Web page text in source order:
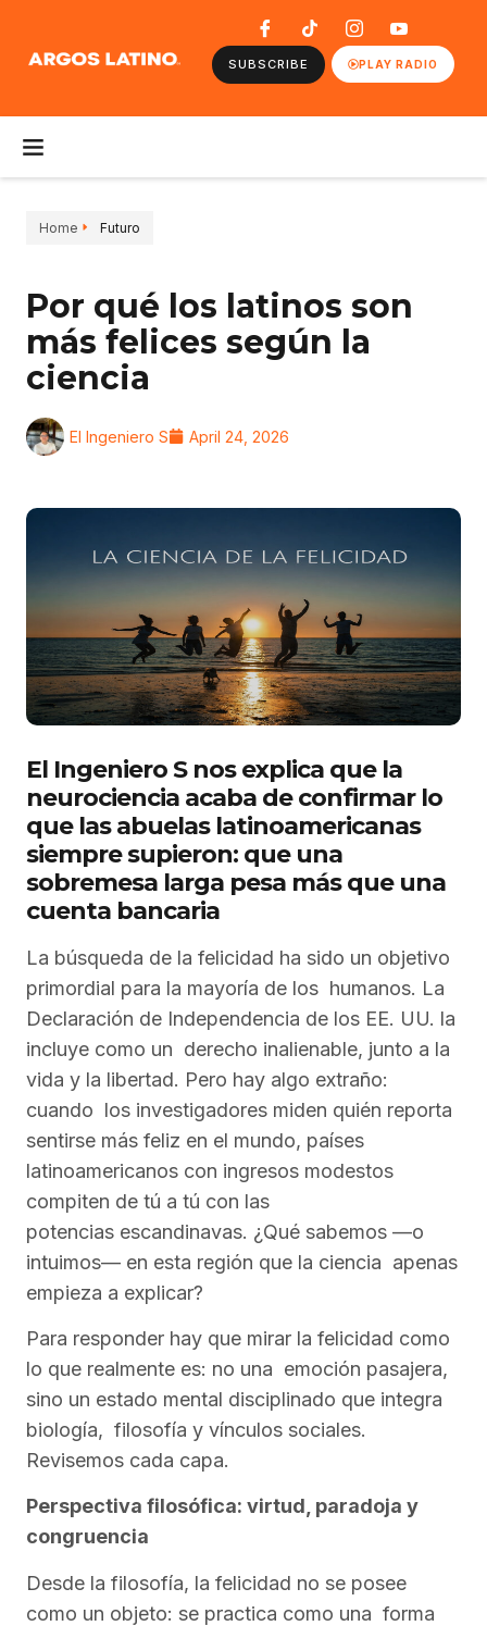
SUBSCRIBE PLAY RADIO
Home Futuro
Por qué los latinos son
más felices según la
ciencia
El Ingeniero S April 24, 2026
El Ingeniero S nos explica que la
neurociencia acaba de confirmar lo
que las abuelas latinoamericanas
siempre supieron: que una
sobremesa larga pesa más que una
cuenta bancaria
La búsqueda de la felicidad ha sido un objetivo
primordial para la mayoría de los humanos. La
Declaración de Independencia de los EE. UU. la
incluye como un derecho inalienable, junto a la
vida y la libertad. Pero hay algo extraño:
cuando los investigadores miden quién reporta
sentirse más feliz en el mundo, países
latinoamericanos con ingresos modestos
compiten de tú a tú con las
potencias escandinavas. ¿Qué sabemos —o
intuimos— en esta región que la ciencia apenas
empieza a explicar?
Para responder hay que mirar la felicidad como
lo que realmente es: no una emoción pasajera,
sino un estado mental disciplinado que integra
biología, filosofía y vínculos sociales.
Revisemos cada capa.
Perspectiva filosófica: virtud, paradoja y
congruencia
Desde la filosofía, la felicidad no se posee
como un objeto: se practica como una forma